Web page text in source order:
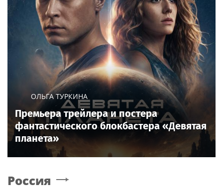
ОЛЬГА ТУРКИНА
Премьера трейлера и постера
фантастического блокбастера «Девятая
планета»
Россия